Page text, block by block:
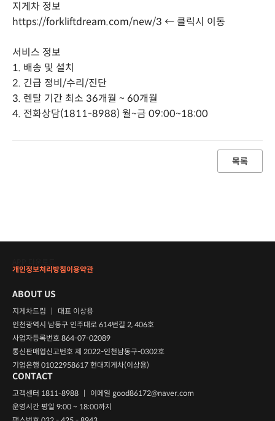
지게차 정보
https://forkliftdream.com/new/3 ← 클릭시 이동
서비스 정보
1. 배송 및 설치
2. 긴급 정비/수리/진단
3. 렌탈 기간 최소 36개월 ~ 60개월
4. 전화상담(1811-8988) 월~금 09:00~18:00
목록
개인정보처리방침이용약관
ABOUT US
지게차드림 |
대표 이상용
인천광역시 남동구 인주대로 614번길 2, 406호
사업자등록번호 864-07-02089
통신판매업신고번호 제 2022-인천남동구-0302호
기업은행 01022958617 현대지게차(이상용)
CONTACT
고객센터 1811-8988 | 이메일 good86172@naver.com
운영시간 평일 9:00 ~ 18:00까지